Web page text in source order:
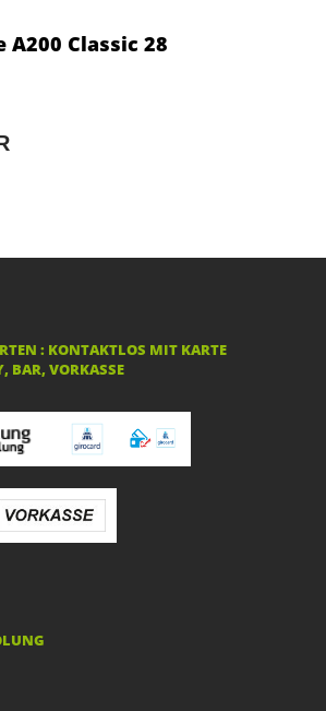
A200 Classic 28
: KONTAKTLOS MIT KARTE
BAR, VORKASSE